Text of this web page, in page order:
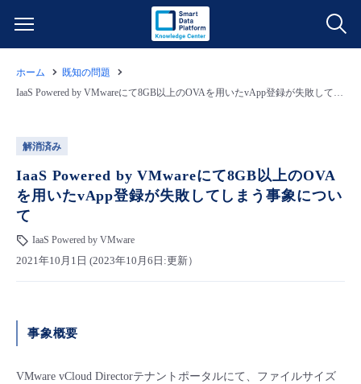
サービス一覧
クラウド/サーバー
IoT
データ利活用
ネットワーク
料金情報
データ利活用
■ 管理機能
ユースケース
ホーム
既知の問題
IaaS Powered by VMwareにて8GB以上のOVAを用いたvApp登録が失敗してしまう事象について
解消済み
IaaS Powered by VMwareにて8GB以上のOVA
を用いたvApp登録が失敗してしまう事象につい
て
IaaS Powered by VMware
2021年10月1日 (2023年10月6日:更新）
事象概要
VMware vCloud Directorテナントポータルにて、ファイルサイズ